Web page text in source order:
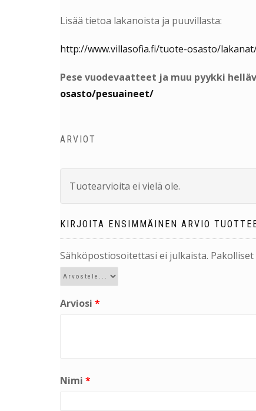
Lisää tietoa lakanoista ja puuvillasta:
http://www.villasofia.fi/tuote-osasto/
Pese vuodevaatteet ja muu pyykki
osasto/pesuaineet/
ARVIOT
Tuotearvioita ei vielä ole.
KIRJOITA ENSIMMÄINEN ARVIO
Sähköpostiosoitettasi ei julkaista.
Arviosi *
Nimi *